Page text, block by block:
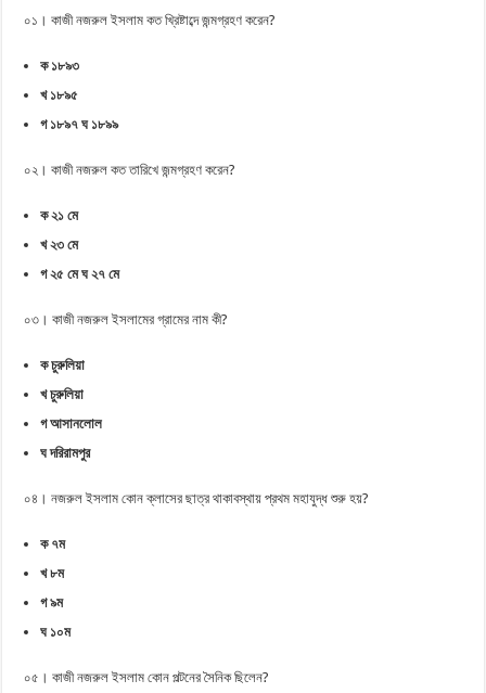
০১। কাজী নজরুল ইসলাম কত খ্রিষ্টাব্দে জন্মগ্রহণ করেন?
ক ১৮৯৩
খ ১৮৯৫
গ ১৮৯৭ ঘ ১৮৯৯
০২। কাজী নজরুল কত তারিখে জন্মগ্রহণ করেন?
ক ২১ মে
খ ২৩ মে
গ ২৫ মে ঘ ২৭ মে
০৩। কাজী নজরুল ইসলামের গ্রামের নাম কী?
ক চুরুলিয়া
খ চুরুলিয়া
গ আসানলোল
ঘ দরিরামপুর
০৪। নজরুল ইসলাম কোন ক্লাসের ছাত্র থাকাবস্থায় প্রথম মহাযুদ্ধ শুরু হয়?
ক ৭ম
খ ৮ম
গ ৯ম
ঘ ১০ম
০৫। কাজী নজরুল ইসলাম কোন পল্টনের সৈনিক ছিলেন?